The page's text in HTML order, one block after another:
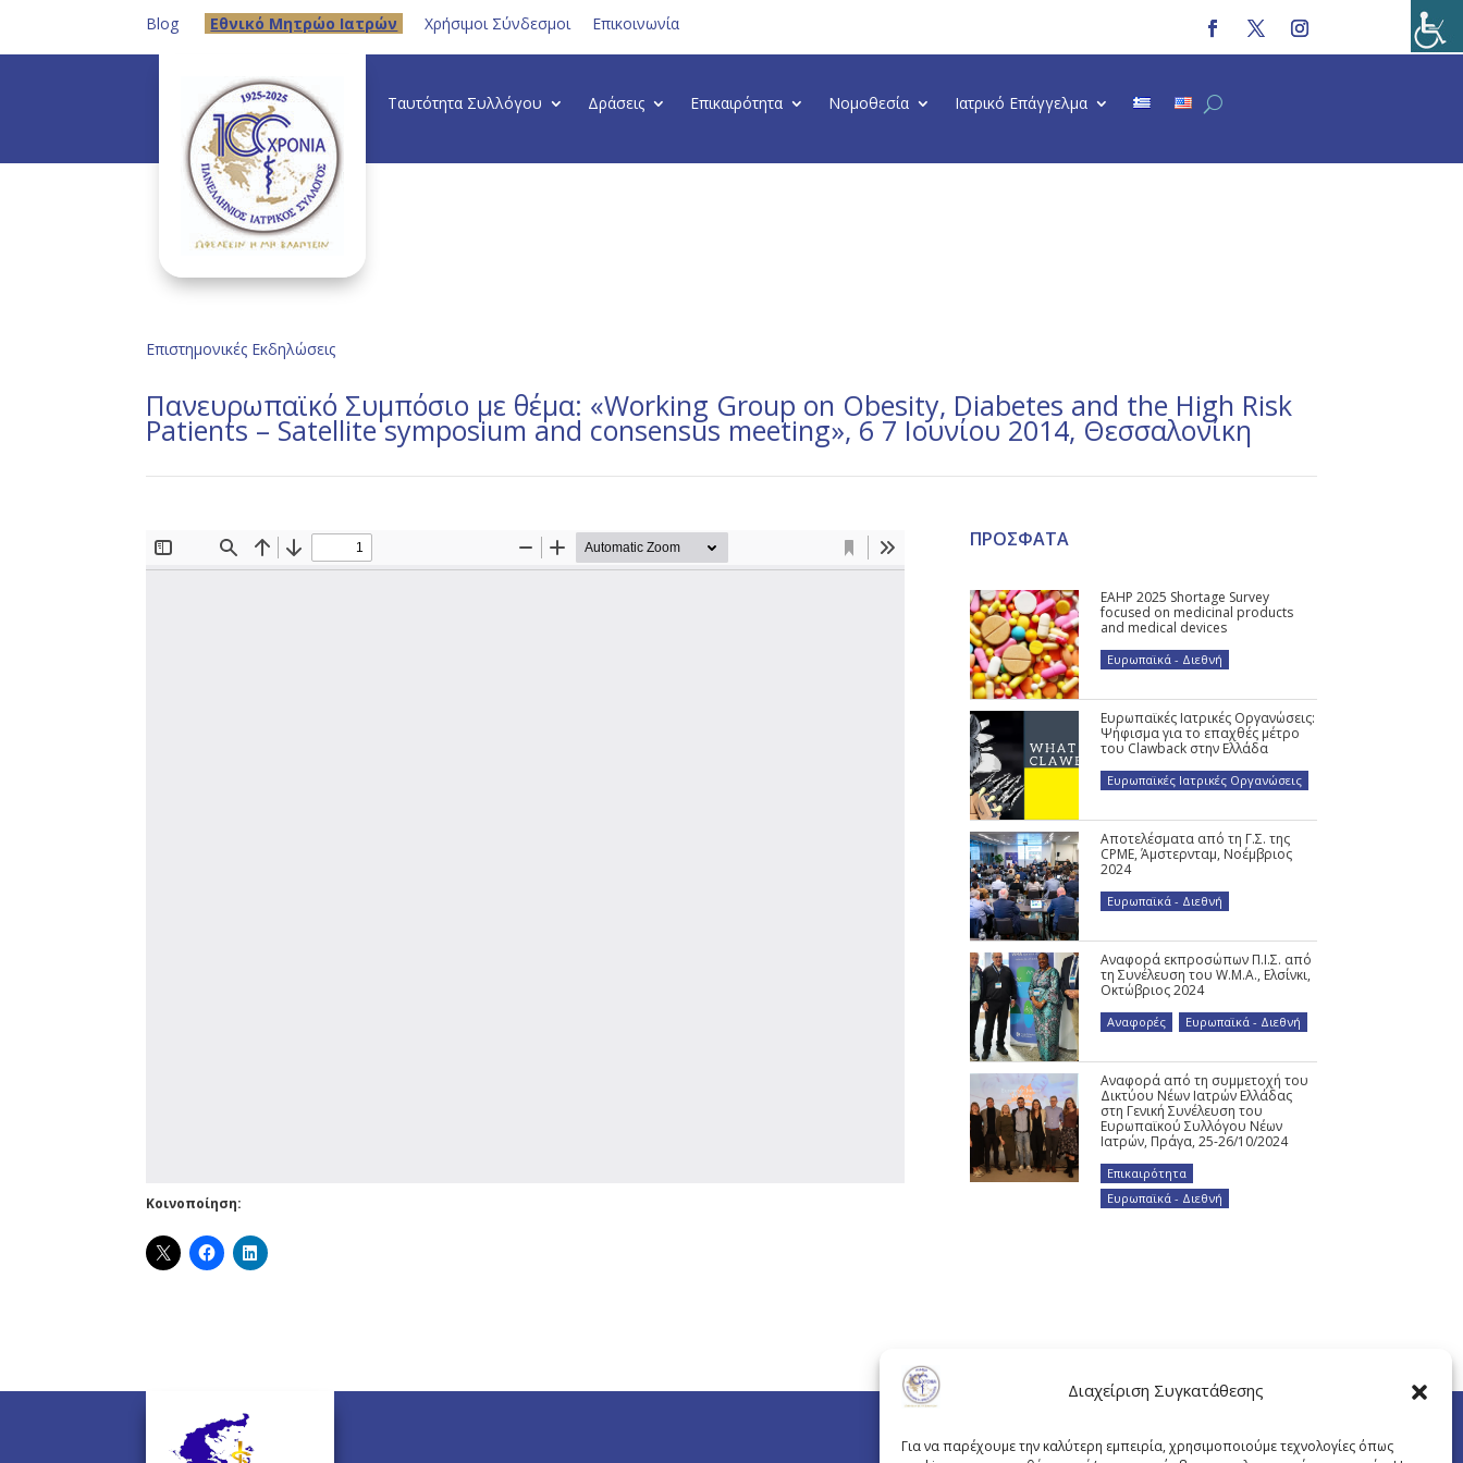
Διαχείριση Συγκατάθεσης
Για να παρέχουμε την καλύτερη εμπειρία, χρησιμοποιούμε τεχνολογίες όπως
Blog Eθνικό Μητρώο Ιατρών Χρήσιμοι Σύνδεσμοι Επικοινωνία
Ταυτότητα Συλλόγου Δράσεις Επικαιρότητα Νομοθεσία Ιατρικό Επάγγελμα
Επιστημονικές Εκδηλώσεις
Πανευρωπαϊκό Συμπόσιο με θέμα: «Working Group on Obesity, Diabetes and the High Risk
Patients – Satellite symposium and consensus meeting», 6 7 Ιουνίου 2014, Θεσσαλονίκη
Κοινοποίηση:
ΠΡΟΣΦΑΤΑ
EAHP 2025 Shortage Survey
focused on medicinal products
and medical devices
Ευρωπαϊκά - Διεθνή
Ευρωπαϊκές Ιατρικές Οργανώσεις:
Ψήφισμα για το επαχθές μέτρο
του Clawback στην Ελλάδα
Ευρωπαϊκές Ιατρικές Οργανώσεις
Αποτελέσματα από τη Γ.Σ. της
CPME, Άμστερνταμ, Νοέμβριος
2024
Ευρωπαϊκά - Διεθνή
Αναφορά εκπροσώπων Π.Ι.Σ. από
τη Συνέλευση του W.M.A., Ελσίνκι,
Οκτώβριος 2024
Αναφορές Ευρωπαϊκά - Διεθνή
Αναφορά από τη συμμετοχή του
Δικτύου Νέων Ιατρών Ελλάδας
στη Γενική Συνέλευση του
Ευρωπαϊκού Συλλόγου Νέων
Ιατρών, Πράγα, 25-26/10/2024
Επικαιρότητα
Ευρωπαϊκά - Διεθνή